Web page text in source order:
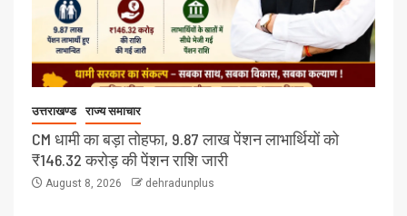
उत्तराखण्ड राज्य समाचार
CM धामी का बड़ा तोहफा, 9.87 लाख पेंशन लाभार्थियों को
₹146.32 करोड़ की पेंशन राशि जारी
August 8, 2026 dehradunplus